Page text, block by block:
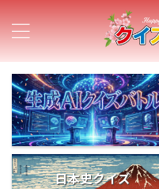
日本史クイズ